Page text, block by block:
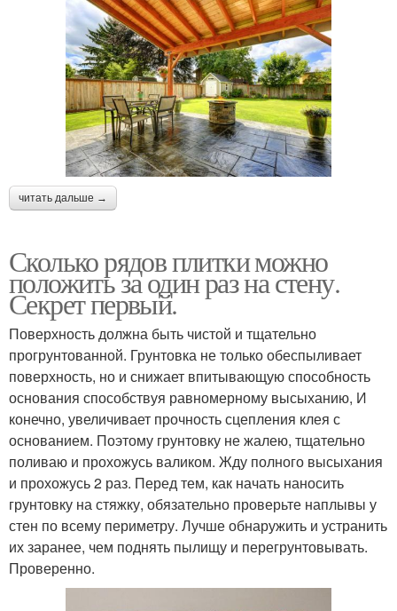
читать дальше →
Сколько рядов плитки можно
положить за один раз на стену.
Секрет первый.
Поверхность должна быть чистой и тщательно
прогрунтованной. Грунтовка не только обеспыливает
поверхность, но и снижает впитывающую способность
основания способствуя равномерному высыханию, И
конечно, увеличивает прочность сцепления клея с
основанием. Поэтому грунтовку не жалею, тщательно
поливаю и прохожусь валиком. Жду полного высыхания
и прохожусь 2 раз. Перед тем, как начать наносить
грунтовку на стяжку, обязательно проверьте наплывы у
стен по всему периметру. Лучше обнаружить и устранить
их заранее, чем поднять пылищу и перегрунтовывать.
Проверенно.